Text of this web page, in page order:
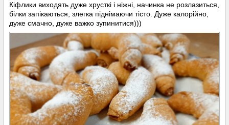
Кіфлики виходять дуже хрусткі і ніжні, начинка не розлазиться,
білки запікаються, злегка піднімаючи тісто. Дуже калорійно,
дуже смачно, дуже важко зупинитися)))